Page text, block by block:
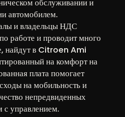
обслуживании и
автомобилем.
и владельцы НДС
работе и проводит много
найдут в Citroen Ami
на комфорт на
плата помогает
на мобильность и
непредвиденных
с управлением.